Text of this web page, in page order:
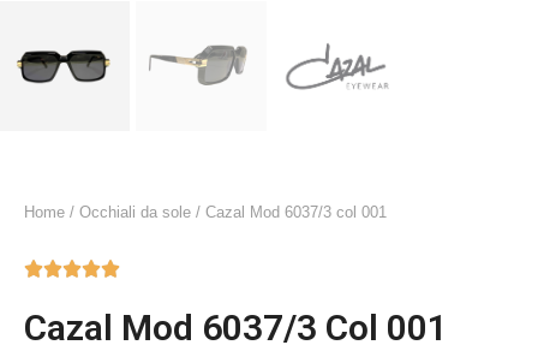
Home / Occhiali da sole / Cazal Mod 6037/3 col 001

Cazal Mod 6037/3 Col 001